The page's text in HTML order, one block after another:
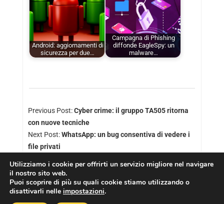
Android: aggiornamenti di
sicurezza per due…
Campagna di Phishing
diffonde EagleSpy: un
malware…
Previous Post:Cyber crime: il gruppo TA505 ritorna
con nuove tecniche
Next Post:WhatsApp: un bug consentiva di vedere i
file privati
Utilizziamo i cookie per offrirti un servizio migliore nel navigare
il nostro sito web.
Puoi scoprire di più su quali cookie stiamo utilizzando o
disattivarli nelle impostazioni.